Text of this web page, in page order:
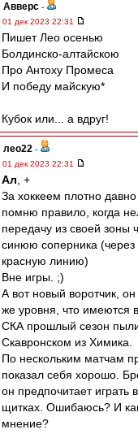
Авверс -
01 дек 2023 22:31
Пишет Лео осенью
Болдинско-алтайскою
Про Антоху Промеса
И победу майскую*
Кубок или... а вдруг!
лео22 -
01 дек 2023 22:31
Ал , +
За хоккеем плотно
помню правило, когда
передачу из своей зоны
синюю соперника
красную линию)
Вне игры. ;)
А вот новый воротчик,
же уровня, что имеются
СКА прошлый сезон
Скавронском из Химика.
По нескольким матчам
показал себя хорошо.
он предпочитает играть
щитках. Ошибаюсь? И
мнение?